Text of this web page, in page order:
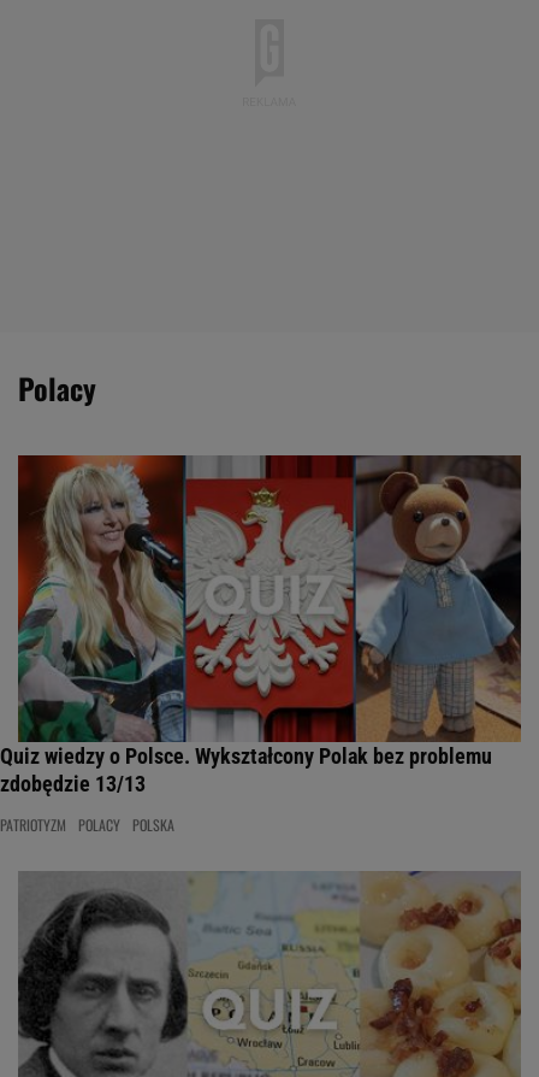
polacy
Quiz wiedzy o Polsce. Wykształcony Polak bez problemu
zdobędzie 13/13
PATRIOTYZM POLACY POLSKA